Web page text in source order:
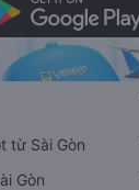
từ Sài Gòn
Gòn